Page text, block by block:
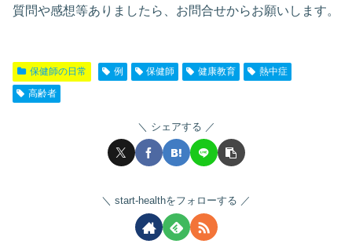
質問や感想等ありましたら、お問合せからお願いします。
保健師の日常 例 保健師 健康教育
熱中症
高齢者
シェアする
start-healthをフォローする